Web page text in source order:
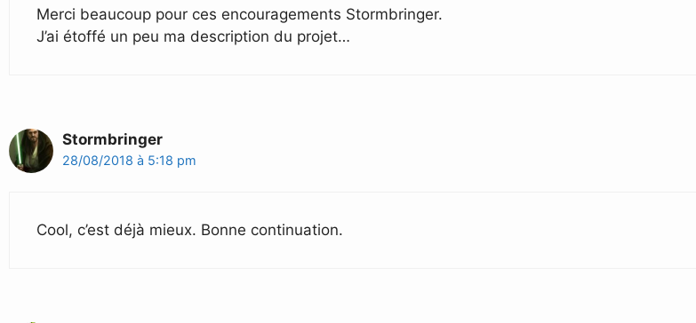
Merci beaucoup pour ces encouragements Stormbringer.
J’ai étoffé un peu ma description du projet…
Stormbringer
28/08/2018 à 5:18 pm
Cool, c’est déjà mieux. Bonne continuation.